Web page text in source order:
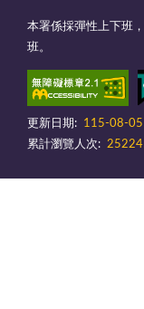
本署係採彈性上下班
班。
更新日期:
115-08-05
累計瀏覽人次: